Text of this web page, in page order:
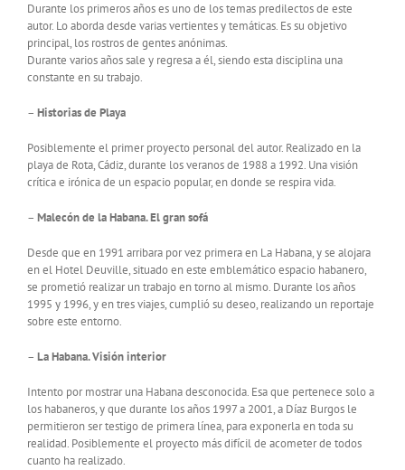
Durante los primeros años es uno de los temas predilectos de este
autor. Lo aborda desde varias vertientes y temáticas. Es su objetivo
principal, los rostros de gentes anónimas.
Durante varios años sale y regresa a él, siendo esta disciplina una
constante en su trabajo.
– Historias de Playa
Posiblemente el primer proyecto personal del autor. Realizado en la
playa de Rota, Cádiz, durante los veranos de 1988 a 1992. Una visión
crítica e irónica de un espacio popular, en donde se respira vida.
– Malecón de la Habana. El gran sofá
Desde que en 1991 arribara por vez primera en La Habana, y se alojara
en el Hotel Deuville, situado en este emblemático espacio habanero,
se prometió realizar un trabajo en torno al mismo. Durante los años
1995 y 1996, y en tres viajes, cumplió su deseo, realizando un reportaje
sobre este entorno.
– La Habana. Visión interior
Intento por mostrar una Habana desconocida. Esa que pertenece solo a
los habaneros, y que durante los años 1997 a 2001, a Díaz Burgos le
permitieron ser testigo de primera línea, para exponerla en toda su
realidad. Posiblemente el proyecto más difícil de acometer de todos
cuanto ha realizado.